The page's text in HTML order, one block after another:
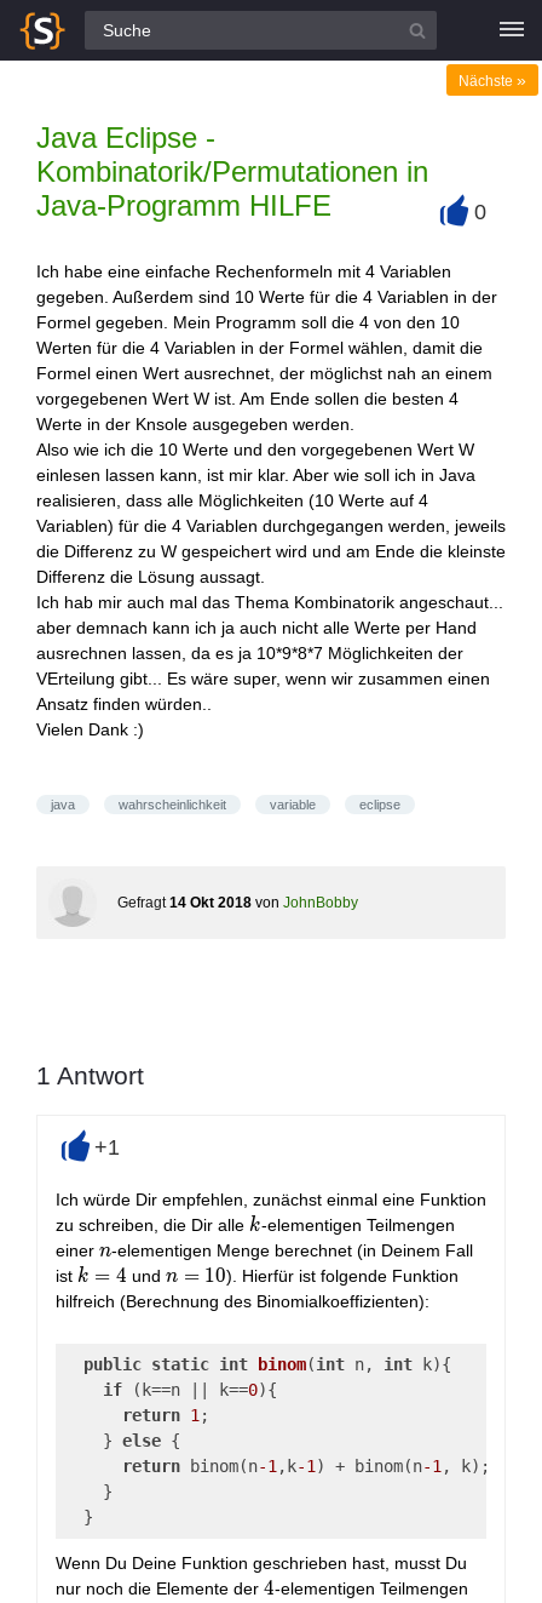
Alle Fragen
Java Eclipse -
Kombinatorik/Permutationen in
Java-Programm HILFE
Nächste »
0
Ich habe eine einfache Rechenformeln mit 4 Variablen
gegeben. Außerdem sind 10 Werte für die 4 Variablen in der
Formel gegeben. Mein Programm soll die 4 von den 10
Werten für die 4 Variablen in der Formel wählen, damit die
Formel einen Wert ausrechnet, der möglichst nah an einem
vorgegebenen Wert W ist. Am Ende sollen die besten 4
Werte in der Knsole ausgegeben werden.
Also wie ich die 10 Werte und den vorgegebenen Wert W
einlesen lassen kann, ist mir klar. Aber wie soll ich in Java
realisieren, dass alle Möglichkeiten (10 Werte auf 4
Variablen) für die 4 Variablen durchgegangen werden, jeweils
die Differenz zu W gespeichert wird und am Ende die kleinste
Differenz die Lösung aussagt.
Ich hab mir auch mal das Thema Kombinatorik angeschaut...
aber demnach kann ich ja auch nicht alle Werte per Hand
ausrechnen lassen, da es ja 10*9*8*7 Möglichkeiten der
VErteilung gibt... Es wäre super, wenn wir zusammen einen
Ansatz finden würden..
Vielen Dank :)
java wahrscheinlichkeit variable eclipse
Gefragt 14 Okt 2018 von JohnBobby
1 Antwort
+1
Ich würde Dir empfehlen, zunächst einmal eine Funktion
zu schreiben, die Dir alle k
k-elementigen Teilmengen
einer n
n-elementigen Menge berechnet (in Deinem Fall
ist k=4
k = 4 und n=10
n = 10). Hierfür ist folgende Funktion
hilfreich (Berechnung des Binomialkoeffizienten):
public static int binom(int n, int k){
if (k==n || k==0){
return 1 ;
} else {
return binom(n-1 ,k-1 ) + binom(n-1 , k);
}
}
Wenn Du Deine Funktion geschrieben hast, musst Du
nur noch die Elemente der 4
4-elementigen Teilmengen